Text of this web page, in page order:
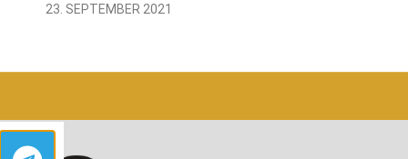
23. SEPTEMBER 2021